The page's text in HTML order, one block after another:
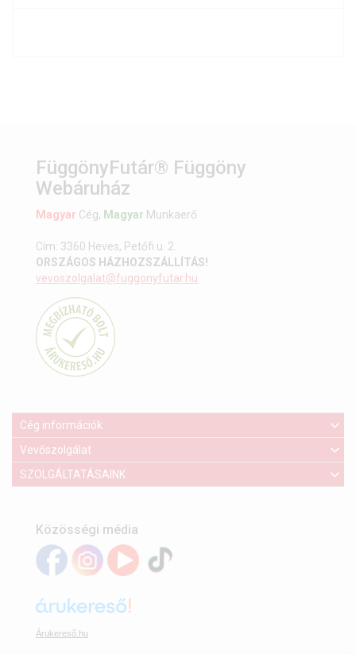
FüggönyFutár® Függöny
Webáruház
Magyar Cég, Magyar Munkaerő
Cím: 3360 Heves, Petőfi u. 2.
ORSZÁGOS HÁZHOZSZÁLLÍTÁS!
vevoszolgalat@fuggonyfutar.hu
Cég információk
Vevőszolgálat
SZOLGÁLTATÁSAINK
Közösségi média
Árukereső.hu